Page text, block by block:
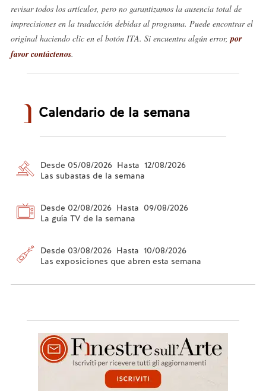
revisar todos los artículos, pero no garantizamos la ausencia total de
imprecisiones en la traducción debidas al programa. Puede encontrar el
original haciendo clic en el botón ITA. Si encuentra algún error, por
favor contáctenos.
Calendario de la semana
Desde 05/08/2026 Hasta 12/08/2026
Las subastas de la semana
Desde 02/08/2026 Hasta 09/08/2026
La guía TV de la semana
Desde 03/08/2026 Hasta 10/08/2026
Las exposiciones que abren esta semana